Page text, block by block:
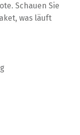
Schauen Sie
was läuft